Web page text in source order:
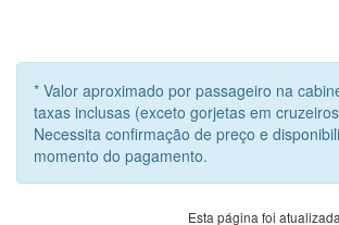
* Valor aproximado por passageiro na
taxas inclusas (exceto gorjetas em
Necessita confirmação de preço e
momento do pagamento.
Esta página foi